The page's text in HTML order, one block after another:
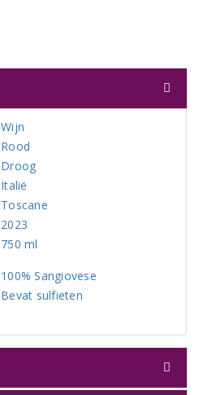
Wijn
Rood
Droog
Italië
Toscane
2023
750 ml
100% Sangiovese
Bevat sulfieten